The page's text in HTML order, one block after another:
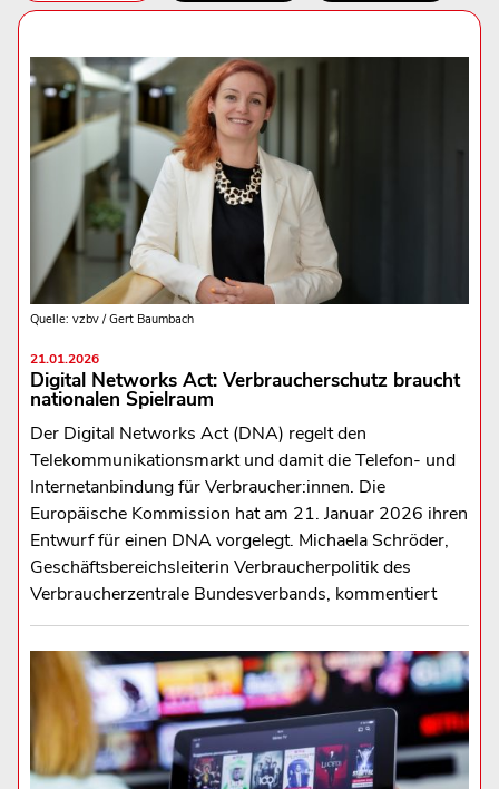
Quelle: vzbv / Gert Baumbach
21.01.2026
Digital Networks Act: Verbraucherschutz braucht
nationalen Spielraum
Der Digital Networks Act (DNA) regelt den
Telekommunikationsmarkt und damit die Telefon- und
Internetanbindung für Verbraucher:innen. Die
Europäische Kommission hat am 21. Januar 2026 ihren
Entwurf für einen DNA vorgelegt. Michaela Schröder,
Geschäftsbereichsleiterin Verbraucherpolitik des
Verbraucherzentrale Bundesverbands, kommentiert